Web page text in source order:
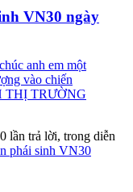
VN30 ngày
anh em một
vào chiến
THỊ TRƯỜNG
lần trả lời, trong diễn
phái sinh VN30